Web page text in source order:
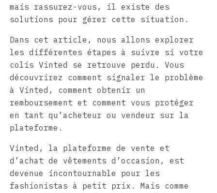
mais rassurez-vous, il existe des
solutions pour gérer cette situation.
Dans cet article, nous allons explorer
les différentes étapes à suivre si votre
colis Vinted se retrouve perdu. Vous
découvrirez comment signaler le problème
à Vinted, comment obtenir un
remboursement et comment vous protéger
en tant qu’acheteur ou vendeur sur la
plateforme.
Vinted, la plateforme de vente et
d’achat de vêtements d’occasion, est
devenue incontournable pour les
fashionistas à petit prix. Mais comme